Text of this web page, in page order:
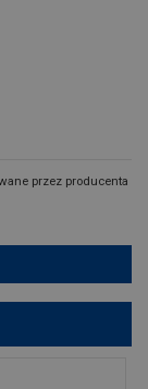
przez producenta